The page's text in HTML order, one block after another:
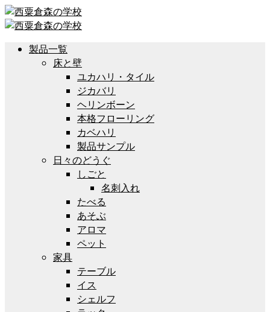
製品一覧
床と壁
ユカハリ・タイル
ジカバリ
ヘリンボーン
本格フローリング
カベハリ
製品サンプル
日々のどうぐ
しごと
名刺入れ
たべる
あそぶ
アロマ
ペット
家具
テーブル
イス
シェルフ